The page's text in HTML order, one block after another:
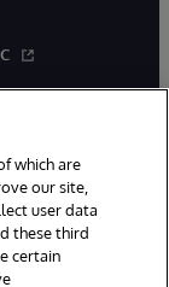
which are
our site,
user data
these third
certain